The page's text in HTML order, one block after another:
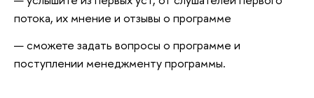
потока, их мнение и отзывы о программе
сможете задать вопросы о программе и
поступлении менеджменту программы.